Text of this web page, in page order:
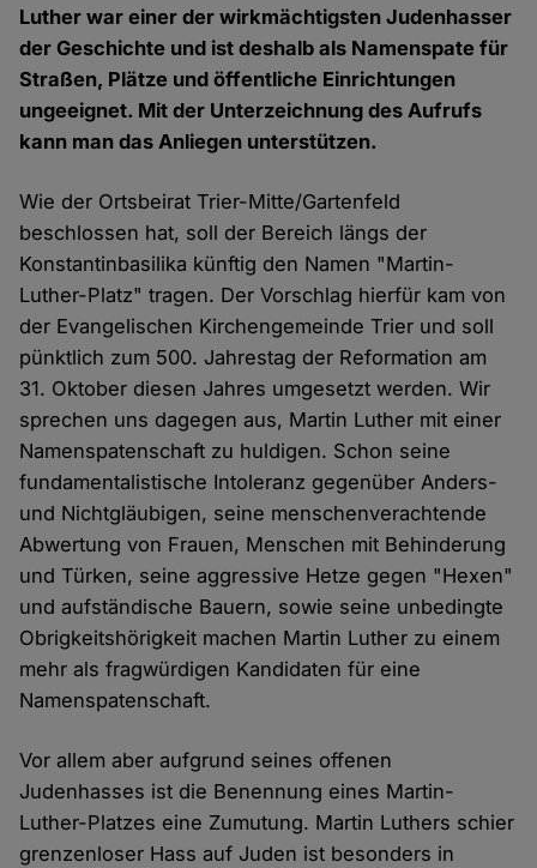
Luther war einer der wirkmächtigsten Judenhasser
der Geschichte und ist deshalb als Namenspate für
Straßen, Plätze und öffentliche Einrichtungen
ungeeignet. Mit der Unterzeichnung des Aufrufs
kann man das Anliegen unterstützen.
Wie der Ortsbeirat Trier-Mitte/Gartenfeld
beschlossen hat, soll der Bereich längs der
Konstantinbasilika künftig den Namen "Martin-
Luther-Platz" tragen. Der Vorschlag hierfür kam von
der Evangelischen Kirchengemeinde Trier und soll
pünktlich zum 500. Jahrestag der Reformation am
31. Oktober diesen Jahres umgesetzt werden. Wir
sprechen uns dagegen aus, Martin Luther mit einer
Namenspatenschaft zu huldigen. Schon seine
fundamentalistische Intoleranz gegenüber Anders-
und Nichtgläubigen, seine menschenverachtende
Abwertung von Frauen, Menschen mit Behinderung
und Türken, seine aggressive Hetze gegen "Hexen"
und aufständische Bauern, sowie seine unbedingte
Obrigkeitshörigkeit machen Martin Luther zu einem
mehr als fragwürdigen Kandidaten für eine
Namenspatenschaft.
Vor allem aber aufgrund seines offenen
Judenhasses ist die Benennung eines Martin-
Luther-Platzes eine Zumutung. Martin Luthers schier
grenzenloser Hass auf Juden ist besonders in